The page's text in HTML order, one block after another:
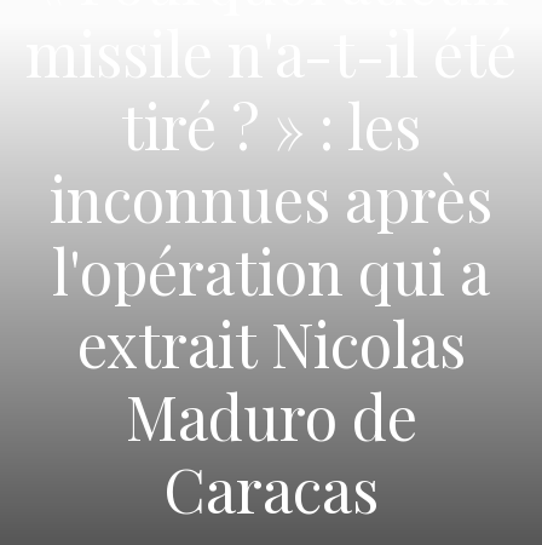
tiré ? » : les
inconnues après
l'opération qui a
extrait Nicolas
Maduro de
Caracas